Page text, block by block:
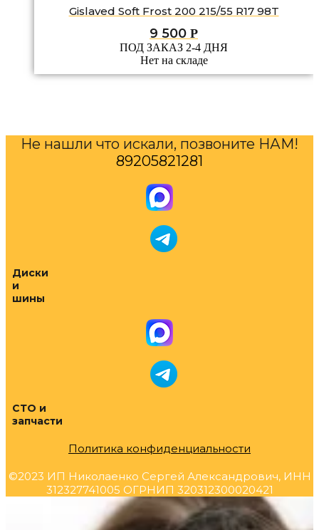
Gislaved Soft Frost 200 215/55 R17 98T
9 500 Р
ПОД ЗАКАЗ 2-4 ДНЯ
Нет на складе
Не нашли что искали, позвоните НАМ!
89205821281
Диски
и
шины
СТО и
запчасти
Политика конфиденциальности
©2023 ИП Николаенко Сергей Александрович, ИНН
312327741005 ОГРНИП 320312300020421